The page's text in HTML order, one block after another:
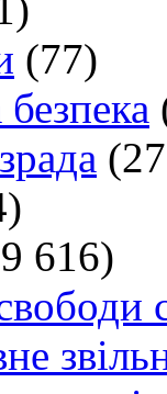
(77)
616)